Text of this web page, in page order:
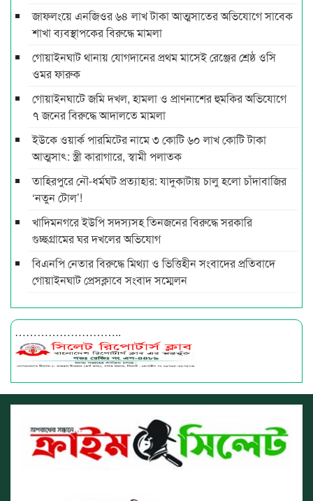
জাফলংয়ে এনজিওর ৬৪ লাখ টাকা আত্মসাতের অভিযোগে সাবেক
শাখা ব্যবস্থাপকের বিরুদ্ধে মামলা
গোয়াইনঘাট থানায় যোগদানের প্রথম মাসেই রেঞ্জের শ্রেষ্ঠ ওসি
ওমর ফারুক
গোয়াইনঘাটে জমি দখল, হামলা ও প্রাণনাশের হুমকির অভিযোগে
৭ জনের বিরুদ্ধে আদালতে মামলা
ইউকে ওয়ার্ক পারমিটের নামে ৩ কোটি ৬০ লাখ কোটি টাকা
আত্মসাৎ: স্ত্রী কারাগারে, স্বামী পলাতক
তাহিরপুরে নৌ-ধর্মঘট প্রত্যাহার: যাদুকাটায় চালু হলো চাঁদাবাজির
‘নতুন টোল’!
খাদিমনগরে ইউপি সদস্যসহ তিনজনের বিরুদ্ধে সরকারি
গুচ্ছগ্রামের ঘর দখলের অভিযোগ
বিএনপি নেতার বিরুদ্ধে মিথ্যা ও ভিত্তিহীন সংবাদের প্রতিবাদে
গোয়াইনঘাট প্রেসক্লাবে সংবাদ সম্মেলন
………………………..